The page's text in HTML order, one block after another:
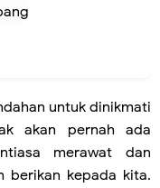
untuk dinikmati
akan pernah ada
merawat dan
berikan kepada kita.